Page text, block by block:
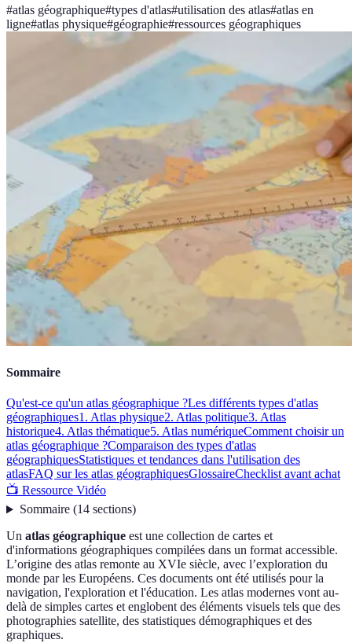
#atlas géographique#types d'atlas#utilisation des atlas#atlas en
ligne#atlas physique#géographie#ressources géographiques
Sommaire
Qu'est-ce qu'un atlas géographique ?Les différents types d'atlas
géographiques1. Atlas physique2. Atlas politique3. Atlas
historique4. Atlas thématique5. Atlas numériqueComment choisir un
atlas géographique ?Comparaison des types d'atlas
géographiquesStatistiques et tendances dans l'utilisation des
atlasFAQ sur les atlas géographiquesGlossaireChecklist avant achat
📺 Ressource Vidéo
Sommaire(14 sections)
Un atlas géographique est une collection de cartes et
d'informations géographiques compilées dans un format accessible.
L’origine des atlas remonte au XVIe siècle, avec l’exploration du
monde par les Européens. Ces documents ont été utilisés pour la
navigation, l'exploration et l'éducation. Les atlas modernes vont au-
delà de simples cartes et englobent des éléments visuels tels que des
photographies satellite, des statistiques démographiques et des
graphiques.